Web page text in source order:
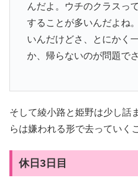
んだよ。ウチのクラスっ
することが多いんだよね
いんだけどさ、とにかく
か、帰らないのが問題でさ
そして綾小路と姫野は少し話
らは嫌われる形で去っていく
休日3日目